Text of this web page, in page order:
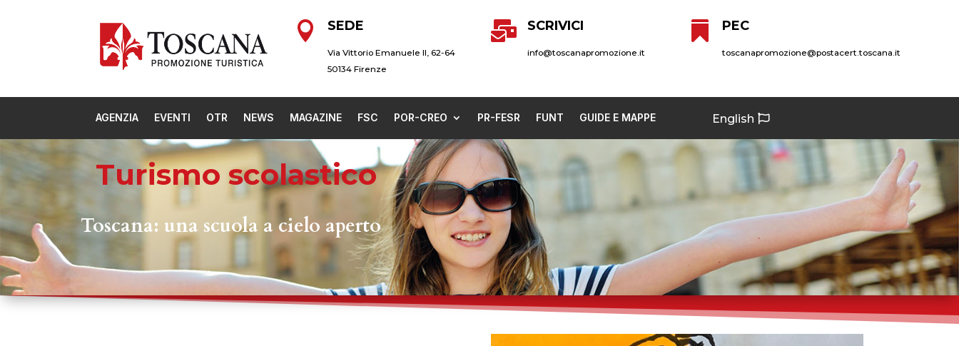
 SEDE
Via Vittorio Emanuele II, 62-64
50134 Firenze
 SCRIVICI
info@toscanapromozione.it
 PEC
toscanapromozione@postacert.toscana.it
AGENZIA EVENTI OTR NEWS MAGAZINE FSC POR-CREO PR-FESR FUNT GUIDE E MAPPE English
Turismo scolastico
Toscana: una scuola a cielo aperto